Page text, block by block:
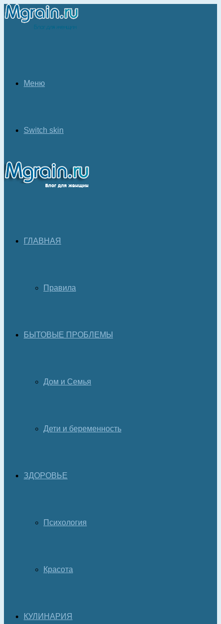
Меню
Switch skin
ГЛАВНАЯ
Правила
БЫТОВЫЕ ПРОБЛЕМЫ
Дом и Семья
Дети и беременность
ЗДОРОВЬЕ
Психология
Красота
КУЛИНАРИЯ